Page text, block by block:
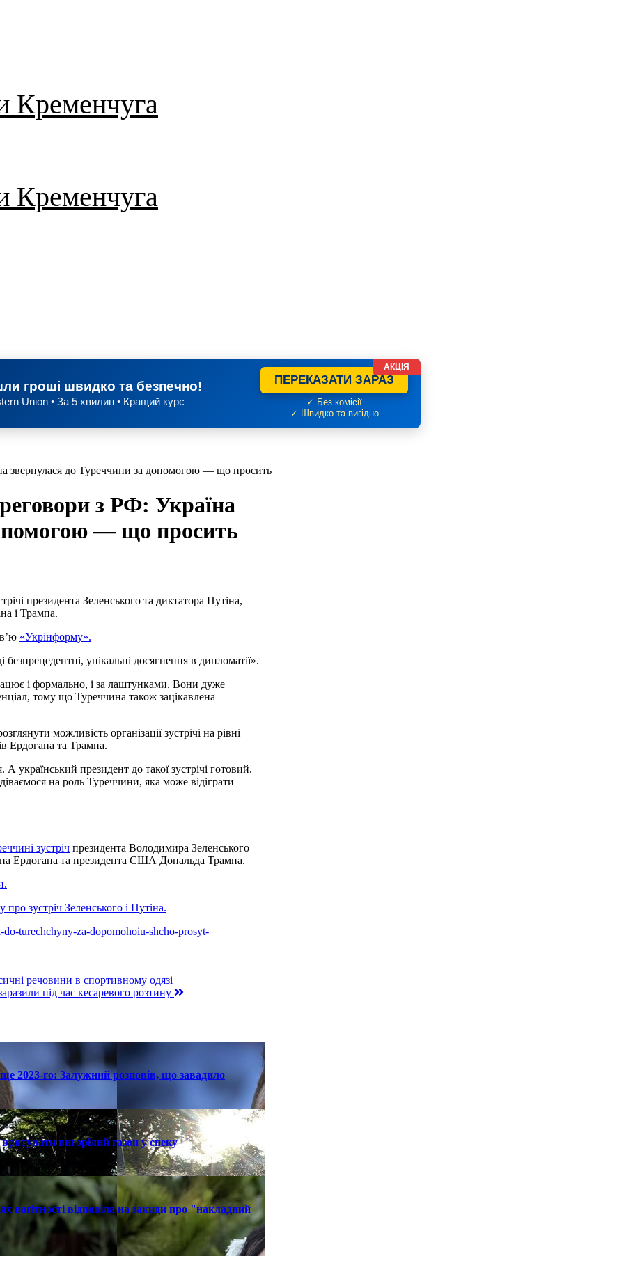
Кременчуга
Кременчуга
гроші швидко та безпечно!
Union • За 5 хвилин • Кращий курс
ПЕРЕКАЗАТИ ЗАРАЗ
✓ Без комісії
✓ Швидко та вигідно
АКЦІЯ
звернулася до Туреччини за допомогою — що просить
з РФ: Україна
— що просить
і Трампа.
«Укрінформу».
унікальні досягнення в дипломатії».
і формально, і за лаштунками. Вони дуже
тому що Туреччина також зацікавлена
можливість організації зустрічі на рівні
Ердогана та Трампа.
український президент до такої зустрічі готовий.
на роль Туреччини, яка може відіграти
зустріч президента Володимира Зеленського
Ердогана та президента США Дональда Трампа.
про зустріч Зеленського і Путіна.
turechchyny-za-dopomohoiu-shcho-prosyt-
речовини в спортивному одязі
під час кесаревого розтину
2023-го: Залужний розповів, що завадило
вигорілий газон у спеку
вагітності відповіла на закиди про "накладний